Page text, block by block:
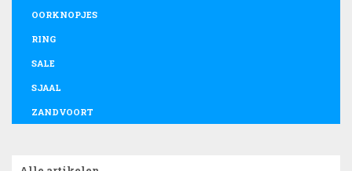
OORKNOPJES
RING
SALE
SJAAL
ZANDVOORT